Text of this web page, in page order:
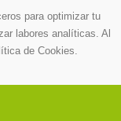
para optimizar tu
labores analíticas. Al
de Cookies.